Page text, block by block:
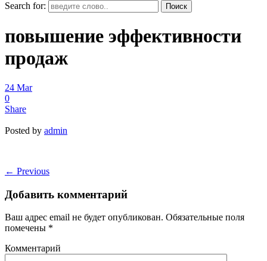
Search for:
повышение эффективности
продаж
24 Mar
0
Share
Posted by admin
← Previous
Добавить комментарий
Ваш адрес email не будет опубликован. Обязательные поля
помечены *
Комментарий